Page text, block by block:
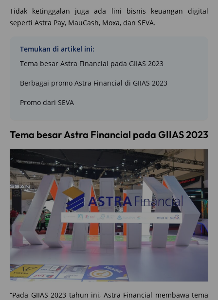
Tidak ketinggalan juga ada lini bisnis keuangan digital
seperti Astra Pay, MauCash, Moxa, dan SEVA.
Temukan di artikel ini:
Tema besar Astra Financial pada GIIAS 2023
Berbagai promo Astra Financial di GIIAS 2023
Promo dari SEVA
Tema besar Astra Financial pada GIIAS 2023
“Pada GIIAS 2023 tahun ini, Astra Financial membawa tema